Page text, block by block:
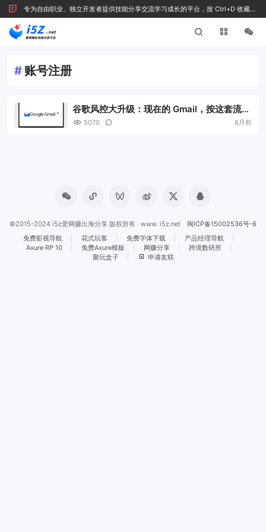
专为自由职业、独立开发者提供技能分享交流学习成长的平台，按 Ctrl+D 收藏我
们
# 账号注册
谷歌风控大升级：现在的 Gmail，按这套流程
才注册得了（2026 亲测）
5070 6月前
©2015-2024 i5z爱网赚出海分享 版权所有 · www. i5z.net 闽ICP备15002536号-6
免费影视导航
花式玩客 免费字体下载
产品经理导航
Axure RP 10
免费Axure模板 网赚分享
跨境数研所
聚玩盒子
申请友联